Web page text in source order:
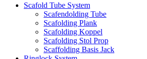
Scafold Tube System
Scafendolding Tube
Scafolding Plank
Scafolding Koppel
Scafolding Stol Prop
Scaffolding Basis Jack